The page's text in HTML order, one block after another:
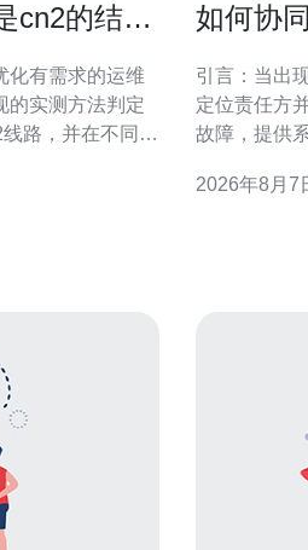
cn2的结果
化有需求的运维
的实测方法判定
路，并在不同判
读者自行复
如何协
引言：当出
定位责任方
故障，提供
时间内恢复访问。 1. 初步信息与证据
2026年8月7